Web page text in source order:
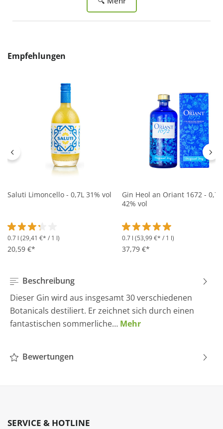
Produktgalerie überspringen
Empfehlungen
Saluti Limoncello - 0,7L 31% vol
Durchschnittliche Bewertung von 3.2 von 5 Sternen
0.7 l (29,41 €* / 1 l)
20,59 €*
Gin Heol an Oriant 1672 - 0,7L
42% vol
Durchschnittliche
0.7 l (53,99 €* / 1 l)
37,79 €*
Beschreibung
Dieser Gin wird aus insgesamt 30 verschiedenen
Botanicals destiliert. Er zeichnet sich durch einen
fantastischen sommerliche… Mehr
Bewertungen
SERVICE & HOTLINE